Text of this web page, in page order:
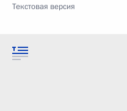
Текстовая версия